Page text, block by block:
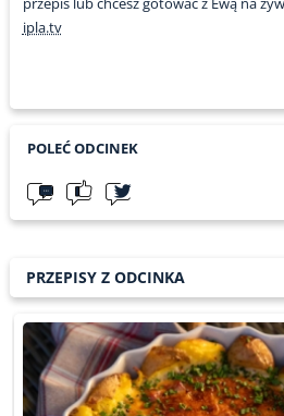
ipla.tv
POLEĆ ODCINEK
PRZEPISY Z ODCINKA